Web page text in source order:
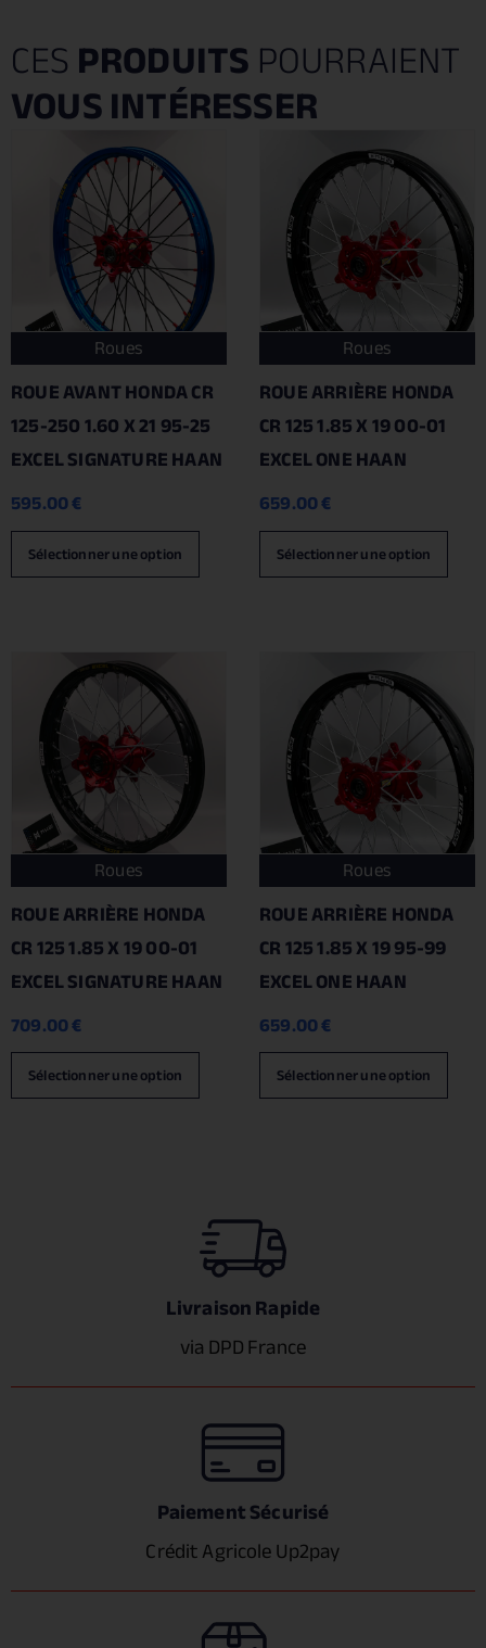
CESPRODUITSPOURRAIENT
VOUS INTÉRESSER
Roues
ROUE AVANT HONDA CR
125-250 1.60 X 21 95-25
EXCEL SIGNATURE HAAN
595.00€
Sélectionner une option
Roues
ROUE ARRIÈRE HONDA
CR 125 1.85 X 19 00-01
EXCEL ONE HAAN
659.00€
Sélectionner une option
Roues
ROUE ARRIÈRE HONDA
CR 125 1.85 X 19 00-01
EXCEL SIGNATURE HAAN
709.00€
Sélectionner une option
Roues
ROUE ARRIÈRE HONDA
CR 125 1.85 X 19 95-99
EXCEL ONE HAAN
659.00€
Sélectionner une option
Livraison Rapide
via DPD France
Paiement Sécurisé
Crédit Agricole Up2pay